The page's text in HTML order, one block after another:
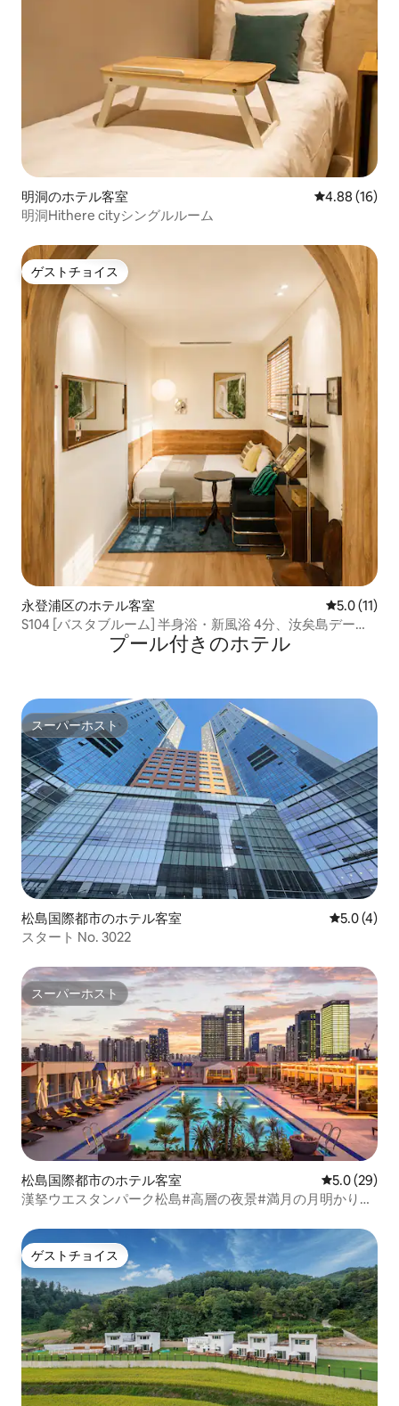
明洞のホテル客室 レビュー16
4.88 (16)
明洞Hithere cityシングルルーム
ゲストチョイス
ゲストチョイス
永登浦区のホテル客室 レビュー11
5.0 (11)
S104 [バスタブルーム] 半身浴・新風浴 4分、汝矣島デー
ト・空港バス・ヨンドンポの感性あふれる宿泊先
プール付きのホ⁠テ⁠ル
スーパーホスト
スーパーホスト
松島国際都市のホテル客室 レビュー4
5.0 (4)
スタート No. 3022
スーパーホスト
スーパーホスト
松島国際都市のホテル客室 レビュー29
5.0 (29)
漢拏ウエスタンパーク松島#高層の夜景#満月の月明かりの
ゲストチョイス
ゲストチョイス